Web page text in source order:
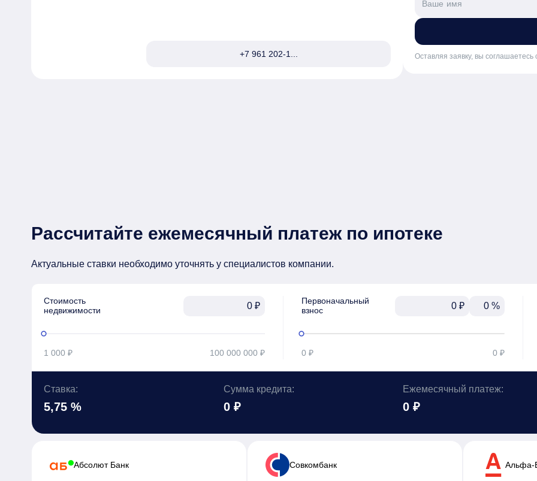
+7 961 202-1... Оставляя заявку, вы соглашаетесь
Рассчитайте ежемесячный платеж по ипотеке
Актуальные ставки необходимо уточнять у специалистов компании.
Стоимость
недвижимости
₽
1 000 ₽ 100 000 000 ₽
Первоначальный
взнос
₽ %
0 ₽ 0 ₽
Ставка:
5,75 %
Сумма кредита:
0 ₽
Ежемесячный платеж:
0 ₽
Абсолют Банк Cовкомбанк Альфа-